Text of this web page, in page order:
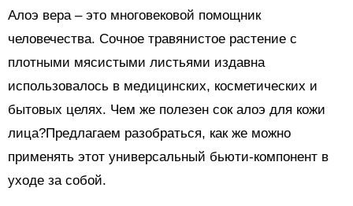
Алоэ вера – это многовековой помощник
человечества. Сочное травянистое растение с
плотными мясистыми листьями издавна
использовалось в медицинских, косметических и
бытовых целях. Чем же полезен сок алоэ для кожи
лица?Предлагаем разобраться, как же можно
применять этот универсальный бьюти-компонент в
уходе за собой.